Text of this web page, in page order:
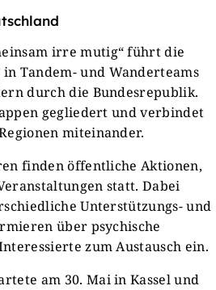
irre mutig“ führt die
Tandem- und Wanderteams
durch die Bundesrepublik.
gegliedert und verbindet
miteinander.
finden öffentliche Aktionen,
statt. Dabei
Unterstützungs- und
über psychische
zum Austausch ein.
am 30. Mai in Kassel und